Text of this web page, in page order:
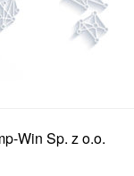
Win Sp. z o.o.